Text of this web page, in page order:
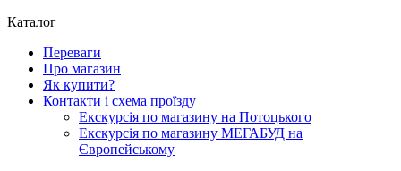
Каталог
Переваги
Про магазин
Як купити?
Контакти і схема проїзду
Екскурсія по магазину на Потоцького
Екскурсія по магазину МЕГАБУД на
Європейському